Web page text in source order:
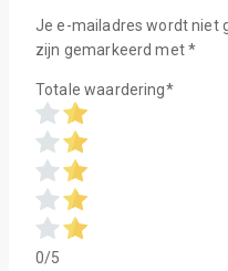
Je e-mailadres wordt niet
zijn gemarkeerd met*
Totale waardering*
0/5